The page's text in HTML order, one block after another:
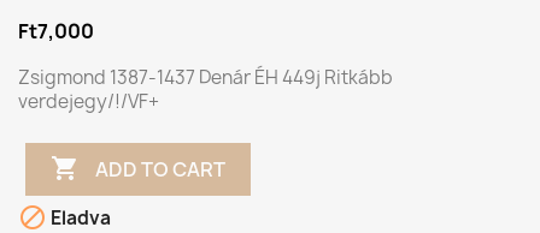
Ft7,000
Zsigmond 1387-1437 Denár ÉH 449j Ritkább
verdejegy/!/VF+
 ADD TO CART
 Eladva